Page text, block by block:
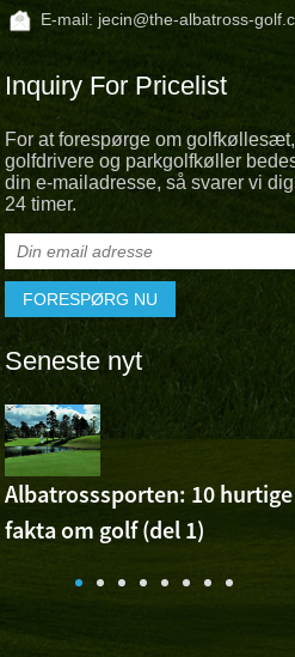
E-mail: jecin@the-albatross-
Inquiry For Pricelist
For at forespørge om golfkøllesæt,
golfdrivere og parkgolfkøller
din e-mailadresse, så svarer vi
24 timer.
Seneste nyt
Albatrosssporten: 10 hurtige
fakta om golf (del 1)